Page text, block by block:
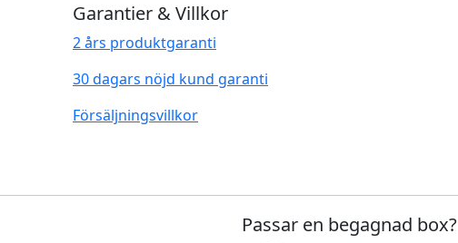
Garantier & Villkor
2 års produktgaranti
30 dagars nöjd kund garanti
Försäljningsvillkor
Passar en begagnad box?